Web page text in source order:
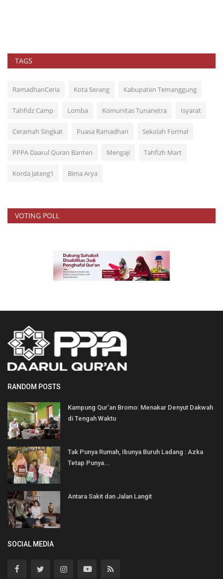
TAGS
RamadhanCeria Kota Serang Kabupaten Temanggung
Tahfidz Camp Lomba Komunitas Tunanetra Isyarat
Ceramah Singkat Puasa Ramadhan Sekolah Formal
PPPA Daarul Quran Banten Mengaji Tahfizh Mart
Korda Jateng1 Bima Arya
VOTING POLL
RANDOM POSTS
Kampung Qur’an Bromo: Menakar Denyut Dakwah
di Tengah Waktu
Tak Punya Rumah, Ibunya Buruh Ladang : Azka
Tetap Punya...
Antara Sakit dan Jalan Langit
SOCIAL MEDIA